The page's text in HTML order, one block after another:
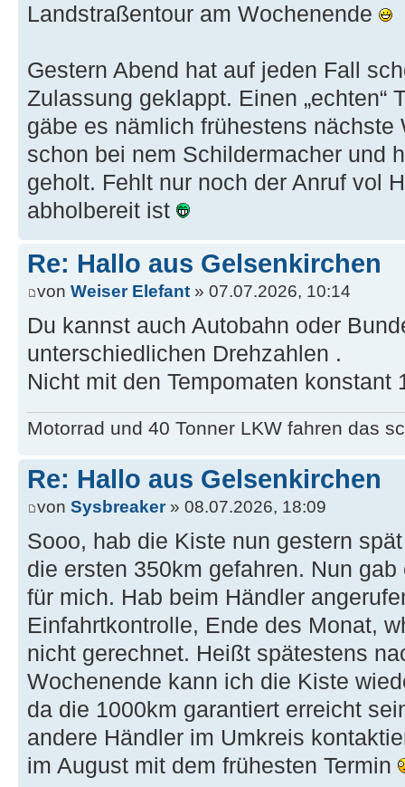
Landstraßentour am Wochenende
Gestern Abend hat auf jeden Fall
Zulassung geklappt. Einen „echten“
gäbe es nämlich frühestens
schon bei nem Schildermacher und
geholt. Fehlt nur noch der Anruf vol
abholbereit ist
Re: Hallo aus Gelsenkirchen
von Weiser Elefant » 07.07.2026, 10:14
Du kannst auch Autobahn oder
unterschiedlichen Drehzahlen .
Nicht mit den Tempomaten konstant
Motorrad und 40 Tonner LKW fahren das
Re: Hallo aus Gelsenkirchen
von Sysbreaker» 08.07.2026, 18:09
Sooo, hab die Kiste nun gestern
die ersten 350km gefahren. Nun
für mich. Hab beim Händler
Einfahrtkontrolle, Ende des Monat,
nicht gerechnet. Heißt spätestens
Wochenende kann ich die Kiste
da die 1000km garantiert erreicht
andere Händler im Umkreis
im August mit dem frühesten Termin